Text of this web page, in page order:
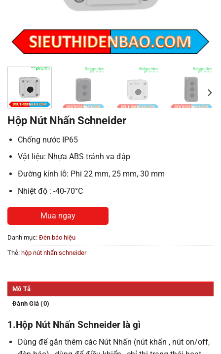
Hộp Nút Nhấn Schneider
Chống nước IP65
Vật liệu: Nhựa ABS tránh va đập
Đường kính lỗ: Phi 22 mm, 25 mm, 30 mm
Nhiệt độ : -40-70°C
Mua ngay
Danh mục: Đèn báo hiệu
Thẻ: hộp nút nhấn schneider
Mô Tả
Đánh Giá (0)
1.Hộp Nút Nhấn Schneider là gì
Dùng để gắn thêm các Nút Nhấn (nút khẩn , nút on/off,